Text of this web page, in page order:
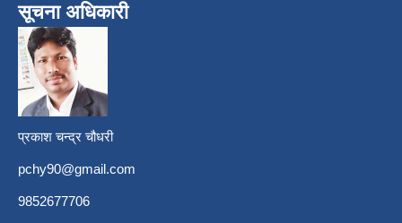
सूचना अधिकारी
प्रकाश चन्द्र चौधरी
pchy90@gmail.com
9852677706